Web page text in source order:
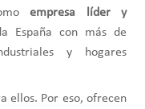
empresa líder y
España con más de
y hogares
ellos. Por eso, ofrecen